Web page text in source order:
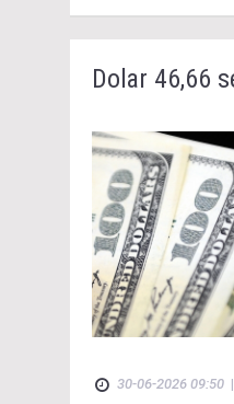
Dolar 46,66
30-06-2026 09:50 |